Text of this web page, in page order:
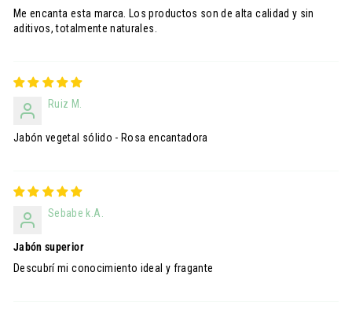
Me encanta esta marca. Los productos son de alta calidad y sin
aditivos, totalmente naturales.
Ruiz M.
Jabón vegetal sólido - Rosa encantadora
Sebabe k.A.
Jabón superior
Descubrí mi conocimiento ideal y fragante